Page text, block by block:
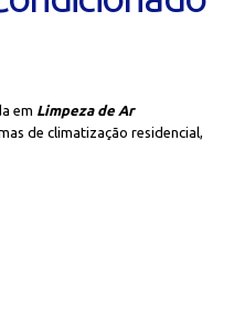
em Limpeza de Ar
de climatização residencial,